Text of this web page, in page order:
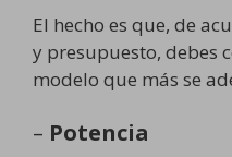
El hecho es que, de
y presupuesto, debes
modelo que más se
– Potencia